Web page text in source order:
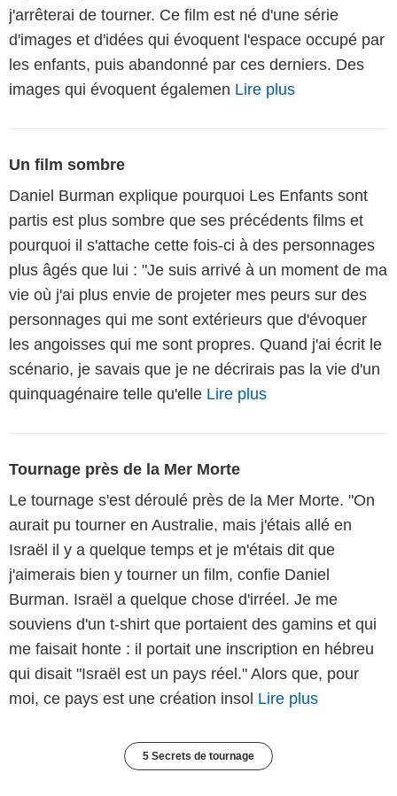
j'arrêterai de tourner. Ce film est né d'une série
d'images et d'idées qui évoquent l'espace occupé par
les enfants, puis abandonné par ces derniers. Des
images qui évoquent égalemen Lire plus
Un film sombre
Daniel Burman explique pourquoi Les Enfants sont
partis est plus sombre que ses précédents films et
pourquoi il s'attache cette fois-ci à des personnages
plus âgés que lui : "Je suis arrivé à un moment de ma
vie où j'ai plus envie de projeter mes peurs sur des
personnages qui me sont extérieurs que d'évoquer
les angoisses qui me sont propres. Quand j'ai écrit le
scénario, je savais que je ne décrirais pas la vie d'un
quinquagénaire telle qu'elle Lire plus
Tournage près de la Mer Morte
Le tournage s'est déroulé près de la Mer Morte. "On
aurait pu tourner en Australie, mais j'étais allé en
Israël il y a quelque temps et je m'étais dit que
j'aimerais bien y tourner un film, confie Daniel
Burman. Israël a quelque chose d'irréel. Je me
souviens d'un t-shirt que portaient des gamins et qui
me faisait honte : il portait une inscription en hébreu
qui disait "Israël est un pays réel." Alors que, pour
moi, ce pays est une création insol Lire plus
5 Secrets de tournage